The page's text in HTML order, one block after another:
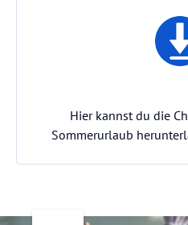
Hier kannst du die
Sommerurlaub